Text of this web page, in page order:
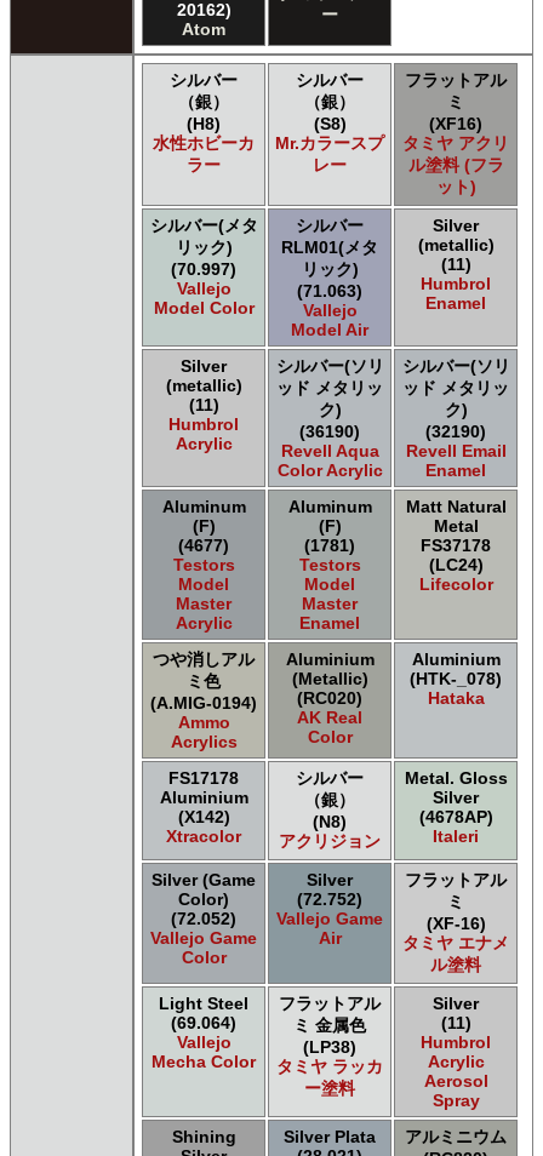
タミヤ タミヤ トップコート/サーフェイサー/プライマー
タミヤ タミヤ ラッカー塗料
タミヤ タミヤスプレー
タミヤ タミヤスプレー
タミヤ タミヤスプレーAS
ＧＳＩクレオス Master Series Paints Pathfinder
ＧＳＩクレオス Mr.カラー
ＧＳＩクレオス Mr.カラー GX
ＧＳＩクレオス Mr.カラー 色ノ源
ＧＳＩクレオス Mr.カラー スーパーメタリック
ＧＳＩクレオス Mr.カラー スーパーメタリック 2
ＧＳＩクレオス Mr.カラースプレー
ＧＳＩクレオス Mr.クリアカラーGX
ＧＳＩクレオス Mr.クリスタルカラー
ＧＳＩクレオス Mr.サーフェイサー/プライマー
ＧＳＩクレオス Mr.トップコート
ＧＳＩクレオス Mr.メタリックカラーGX
ＧＳＩクレオス Mr.メタルカラー
ＧＳＩクレオス アクリジョン
ＧＳＩクレオス ガンダムカラー
ＧＳＩクレオス ガンダムカラー
ＧＳＩクレオス ガンダムカラースプレー
ＧＳＩクレオス ガンダムカラースプレー
ＧＳＩクレオス ガンダムマーカー
ＧＳＩクレオス 水性ホビーカラー
20162)
Atom
ー
シルバー
（銀）
(H8)
水性ホビーカ
ラー
シルバー
（銀）
(S8)
Mr.カラースプ
レー
フラットアル
ミ
(XF16)
タミヤ アクリ
ル塗料 (フラ
ット)
シルバー(メタ
リック)
(70.997)
Vallejo
Model Color
シルバー
RLM01(メタ
リック)
(71.063)
Vallejo
Model Air
Silver
(metallic)
(11)
Humbrol
Enamel
Silver
(metallic)
(11)
Humbrol
Acrylic
シルバー(ソリ
ッド メタリッ
ク)
(36190)
Revell Aqua
Color Acrylic
シルバー(ソリ
ッド メタリッ
ク)
(32190)
Revell Email
Enamel
Aluminum
(F)
(4677)
Testors
Model
Master
Acrylic
Aluminum
(F)
(1781)
Testors
Model
Master
Enamel
Matt Natural
Metal
FS37178
(LC24)
Lifecolor
つや消しアル
ミ色
(A.MIG-0194)
Ammo
Acrylics
Aluminium
(Metallic)
(RC020)
AK Real
Color
Aluminium
(HTK-_078)
Hataka
FS17178
Aluminium
(X142)
Xtracolor
シルバー
（銀）
(N8)
アクリジョン
Metal. Gloss
Silver
(4678AP)
Italeri
Silver (Game
Color)
(72.052)
Vallejo Game
Color
Silver
(72.752)
Vallejo Game
Air
フラットアル
ミ
(XF-16)
タミヤ エナメ
ル塗料
Light Steel
(69.064)
Vallejo
Mecha Color
フラットアル
ミ 金属色
(LP38)
タミヤ ラッカ
ー塗料
Silver
(11)
Humbrol
Acrylic
Aerosol
Spray
Shining
Silver Plata
アルミニウム